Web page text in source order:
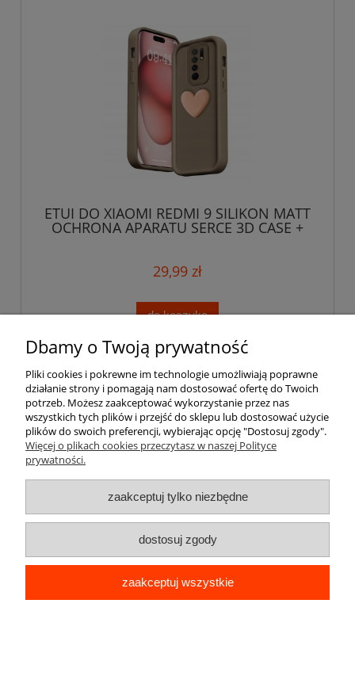
ETUI DO XIAOMI REDMI 9 SILIKON MATT
OCHRONA APARATU SERCE 3D CASE +
29,99 zł
do koszyka
ETUI DO XIAOMI REDMI 9 SILIKON MATT
OCHRONA APARATU Wąż / Usta 3D +
Dbamy o Twoją prywatność
Pliki cookies i pokrewne im technologie umożliwiają poprawne
działanie strony i pomagają nam dostosować ofertę do Twoich
potrzeb. Możesz zaakceptować wykorzystanie przez nas
wszystkich tych plików i przejść do sklepu lub dostosować użycie
plików do swoich preferencji, wybierając opcję "Dostosuj zgody".
Więcej o plikach cookies przeczytasz w naszej Polityce
prywatności.
zaakceptuj tylko niezbędne
dostosuj zgody
zaakceptuj wszystkie